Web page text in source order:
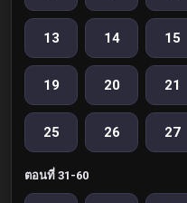
13 14 15
19 20 21
25 26 27
ตอนที่ 31-60